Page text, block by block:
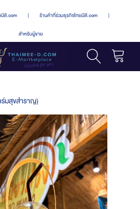
มีดี.com | ร้านค้าที่ร่วมธุรกิจไทยมีดี.com |
สำหรับผู้ขาย
มสุขสำราญ)